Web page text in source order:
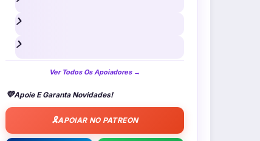
Ver Todos Os Apoiadores →
💜Apoie E Garanta Novidades!
🎗️APOIAR NO PATREON